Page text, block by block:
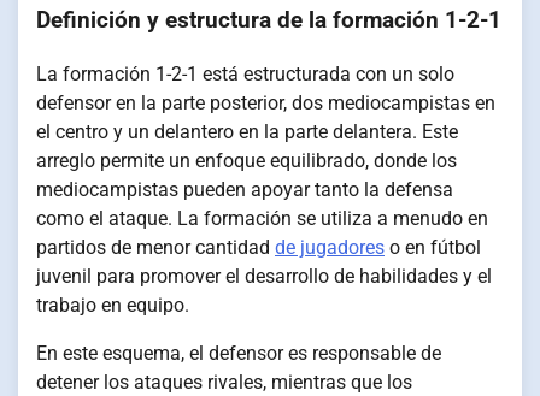
Definición y estructura de la formación 1-2-1
La formación 1-2-1 está estructurada con un solo
defensor en la parte posterior, dos mediocampistas en
el centro y un delantero en la parte delantera. Este
arreglo permite un enfoque equilibrado, donde los
mediocampistas pueden apoyar tanto la defensa
como el ataque. La formación se utiliza a menudo en
partidos de menor cantidad de jugadores o en fútbol
juvenil para promover el desarrollo de habilidades y el
trabajo en equipo.
En este esquema, el defensor es responsable de
detener los ataques rivales, mientras que los